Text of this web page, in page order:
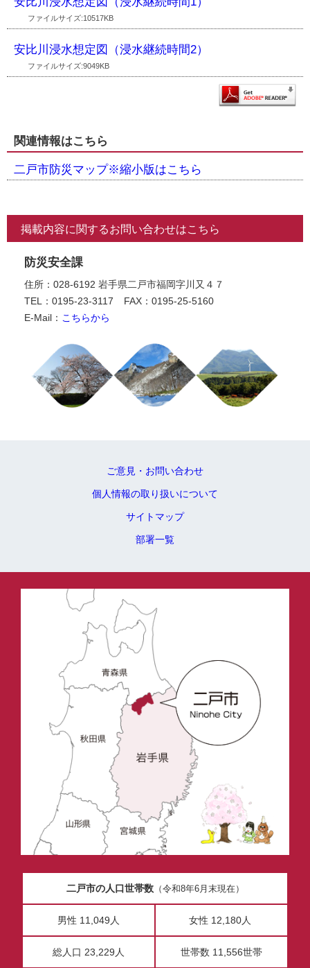
ファイルサイズ:10517KB
安比川浸水想定図（浸水継続時間2）
ファイルサイズ:9049KB
関連情報はこちら
二戸市防災マップ※縮小版はこちら
掲載内容に関するお問い合わせはこちら
防災安全課
住所：028-6192 岩手県二戸市福岡字川又４７
TEL：0195-23-3117
FAX：0195-25-5160
E-Mail： こちらから
ご意見・お問い合わせ
個人情報の取り扱いについて
サイトマップ
部署一覧
二戸市の人口世帯数（令和8年6月末現在）
男性 11,049人 女性 12,180人
総人口 23,229人 世帯数 11,556世帯